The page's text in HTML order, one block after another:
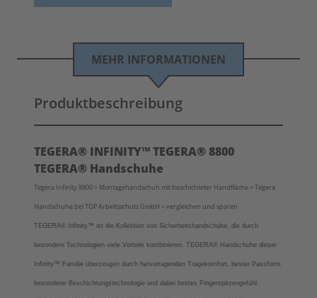
MEHR INFORMATIONEN
Produktbeschreibung
TEGERA® INFINITY™ TEGERA® 8800
TEGERA® Handschuhe
Tegera Infinity 8800 > Montagehandschuh mit beschichteter Handfläche > Tegera
Handschuhe bei TOP Arbeitsschutz GmbH > vergleichen und sparen
TEGERA® Infinity™ ist die Kollektion von Sicherheitshandschuhe, die durch
besondere Technologien viele Vorteile kombinieren. TEGERA® Handschuhe dieser
Infinity ™ Familie überzeugen durch hervorragenden Tragekomfort, bester Passform,
besonderer Beschichtungstechnologie und dabei bestes Fingerspitzengefühl.